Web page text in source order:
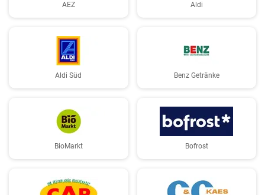
AEZ Aldi
Aldi Süd Benz Getränke
BioMarkt Bofrost